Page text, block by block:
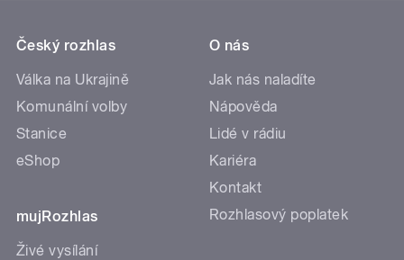
Český rozhlas
Válka na Ukrajině
Komunální volby
Stanice
eShop
mujRozhlas
Živé vysílání
O nás
Jak nás naladíte
Nápověda
Lidé v rádiu
Kariéra
Kontakt
Rozhlasový poplatek